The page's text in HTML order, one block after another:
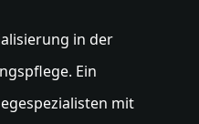
in der
Ein
mit